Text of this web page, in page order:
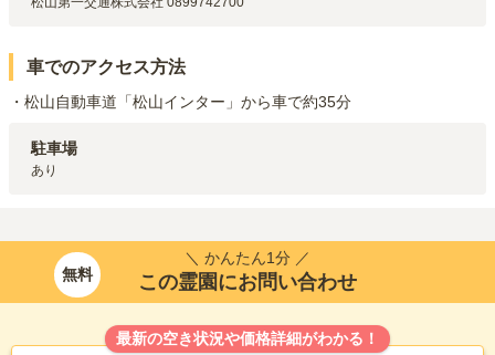
車でのアクセス方法
・松山自動車道「松山インター」から車で約35分
駐車場
あり
無料
＼ かんたん1分 ／
この霊園にお問い合わせ
最新の空き状況や価格詳細がわかる！